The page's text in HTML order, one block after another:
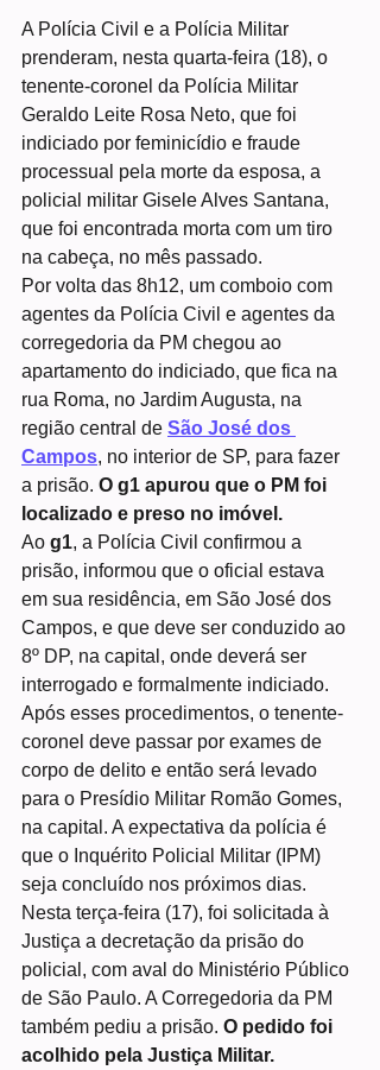
A Polícia Civil e a Polícia Militar
prenderam, nesta quarta-feira (18), o
tenente-coronel da Polícia Militar
Geraldo Leite Rosa Neto, que foi
indiciado por feminicídio e fraude
processual pela morte da esposa, a
policial militar Gisele Alves Santana,
que foi encontrada morta com um tiro
na cabeça, no mês passado.
Por volta das 8h12, um comboio com
agentes da Polícia Civil e agentes da
corregedoria da PM chegou ao
apartamento do indiciado, que fica na
rua Roma, no Jardim Augusta, na
região central de São José dos
Campos, no interior de SP, para fazer
a prisão. O g1 apurou que o PM foi
localizado e preso no imóvel.
Ao g1, a Polícia Civil confirmou a
prisão, informou que o oficial estava
em sua residência, em São José dos
Campos, e que deve ser conduzido ao
8º DP, na capital, onde deverá ser
interrogado e formalmente indiciado.
Após esses procedimentos, o tenente-
coronel deve passar por exames de
corpo de delito e então será levado
para o Presídio Militar Romão Gomes,
na capital. A expectativa da polícia é
que o Inquérito Policial Militar (IPM)
seja concluído nos próximos dias.
Nesta terça-feira (17), foi solicitada à
Justiça a decretação da prisão do
policial, com aval do Ministério Público
de São Paulo. A Corregedoria da PM
também pediu a prisão. O pedido foi
acolhido pela Justiça Militar.